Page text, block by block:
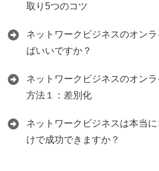
取り5つのコツ
ネットワークビジネスのオン
ばいいですか？
ネットワークビジネスのオン
方法１：差別化
ネットワークビジネスは本当
けで成功できますか？